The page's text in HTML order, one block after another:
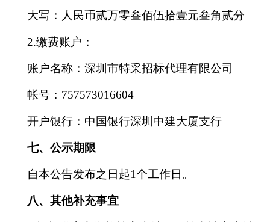
大写：人民币贰万零叁佰伍拾壹元叁角贰分
2.缴费账户：
账户名称：深圳市特采招标代理有限公司
帐号：757573016604
开户银行：中国银行深圳中建大厦支行
七、公示期限
自本公告发布之日起1个工作日。
八、其他补充事宜